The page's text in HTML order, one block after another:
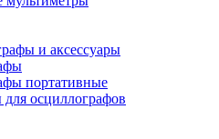
и аксессуары
портативные
для осциллографов